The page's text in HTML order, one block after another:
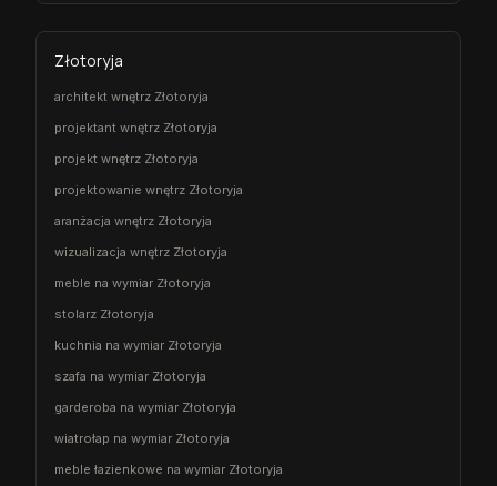
Złotoryja
architekt wnętrz Złotoryja
projektant wnętrz Złotoryja
projekt wnętrz Złotoryja
projektowanie wnętrz Złotoryja
aranżacja wnętrz Złotoryja
wizualizacja wnętrz Złotoryja
meble na wymiar Złotoryja
stolarz Złotoryja
kuchnia na wymiar Złotoryja
szafa na wymiar Złotoryja
garderoba na wymiar Złotoryja
wiatrołap na wymiar Złotoryja
meble łazienkowe na wymiar Złotoryja